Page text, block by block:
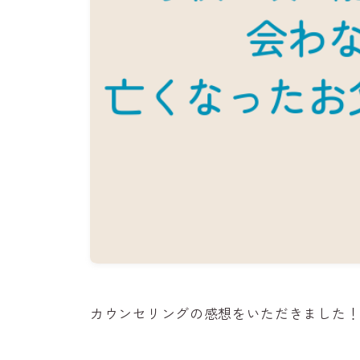
カウンセリングの感想をいただきました！